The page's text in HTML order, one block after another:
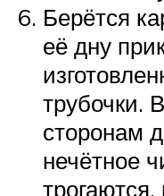
Берётся
её дну
трубочки.
сторонам
нечётное